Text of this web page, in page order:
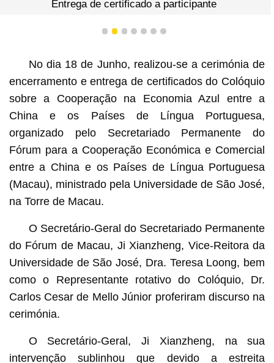
Entrega de certificado a participante
1 2 3 4 5 6 7
No dia 18 de Junho, realizou-se a cerimónia de
encerramento e entrega de certificados do Colóquio
sobre a Cooperação na Economia Azul entre a
China e os Países de Língua Portuguesa,
organizado pelo Secretariado Permanente do
Fórum para a Cooperação Económica e Comercial
entre a China e os Países de Língua Portuguesa
(Macau), ministrado pela Universidade de São José,
na Torre de Macau.
O Secretário-Geral do Secretariado Permanente
do Fórum de Macau, Ji Xianzheng, Vice-Reitora da
Universidade de São José, Dra. Teresa Loong, bem
como o Representante rotativo do Colóquio, Dr.
Carlos Cesar de Mello Júnior proferiram discurso na
cerimónia.
O Secretário-Geral, Ji Xianzheng, na sua
intervenção sublinhou que devido a estreita